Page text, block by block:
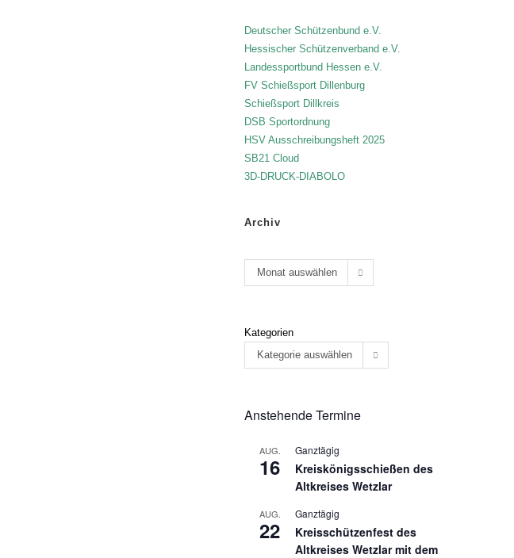
Deutscher Schützenbund e.V.
Hessischer Schützenverband e.V.
Landessportbund Hessen e.V.
FV Schießsport Dillenburg
Schießsport Dillkreis
DSB Sportordnung
HSV Ausschreibungsheft 2025
SB21 Cloud
3D-DRUCK-DIABOLO
Archiv
Monat auswählen
Kategorien
Kategorie auswählen
Anstehende Termine
AUG.
16
Ganztägig
Kreiskönigsschießen des
Altkreises Wetzlar
AUG.
22
Ganztägig
Kreisschützenfest des
Altkreises Wetzlar mit dem